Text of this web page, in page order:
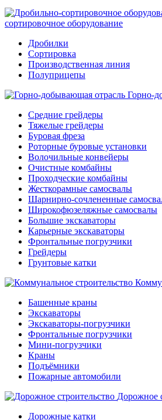
сортировочное оборудование
Дробилки
Сортировка
Производственная линия
Полуприцепы
Горно-
Средние грейдеры
Тяжелые грейдеры
Буровая фреза
Роторные буровые установки
Волочильные конвейеры
Очистные комбайны
Проходческие комбайны
Жесткорамные самосвалы
Шарнирно-сочлененные
Широкофюзеляжные самосвалы
Большие экскаваторы
Карьерные экскаваторы
Фронтальные погрузчики
Грейдеры
Грунтовые катки
Башенные краны
Экскаваторы
Экскаваторы-погрузчики
Фронтальные погрузчики
Мини-погрузчики
Краны
Подъёмники
Пожарные автомобили
Дорожное
Дорожные катки